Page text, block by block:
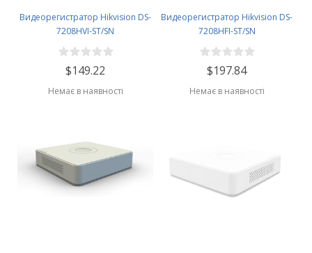
Видеорегистратор Hikvision DS-
7208HVI-ST/SN
$149.22
Немає в наявності
Видеорегистратор Hikvision DS-
7208HFI-ST/SN
$197.84
Немає в наявності